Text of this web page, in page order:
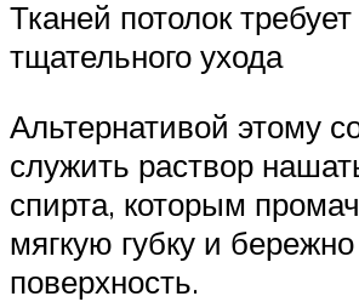
Тканей потолок
тщательного ухода
Альтернативой этому
служить раствор
спирта, которым
мягкую губку и
поверхность.